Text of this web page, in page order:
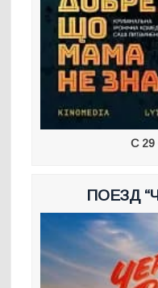
С 29
ПОЕЗД